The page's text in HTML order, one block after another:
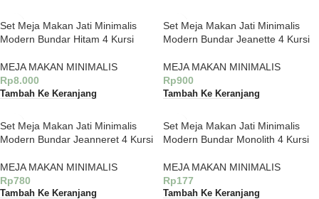
Set Meja Makan Jati Minimalis
Modern Bundar Hitam 4 Kursi
MEJA MAKAN MINIMALIS
Rp8.000
Tambah Ke Keranjang
Set Meja Makan Jati Minimalis
Modern Bundar Jeanette 4 Kursi
MEJA MAKAN MINIMALIS
Rp900
Tambah Ke Keranjang
Set Meja Makan Jati Minimalis
Modern Bundar Jeanneret 4 Kursi
MEJA MAKAN MINIMALIS
Rp780
Tambah Ke Keranjang
Set Meja Makan Jati Minimalis
Modern Bundar Monolith 4 Kursi
MEJA MAKAN MINIMALIS
Rp177
Tambah Ke Keranjang